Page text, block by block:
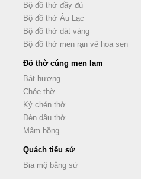
Bộ đồ thờ đầy đủ
Bộ đồ thờ Âu Lạc
Bộ đồ thờ dát vàng
Bộ đồ thờ men rạn vẽ hoa sen
Đồ thờ cúng men lam
Bát hương
Chóe thờ
Kỷ chén thờ
Đèn dầu thờ
Mâm bồng
Quách tiểu sứ
Bia mộ bằng sứ